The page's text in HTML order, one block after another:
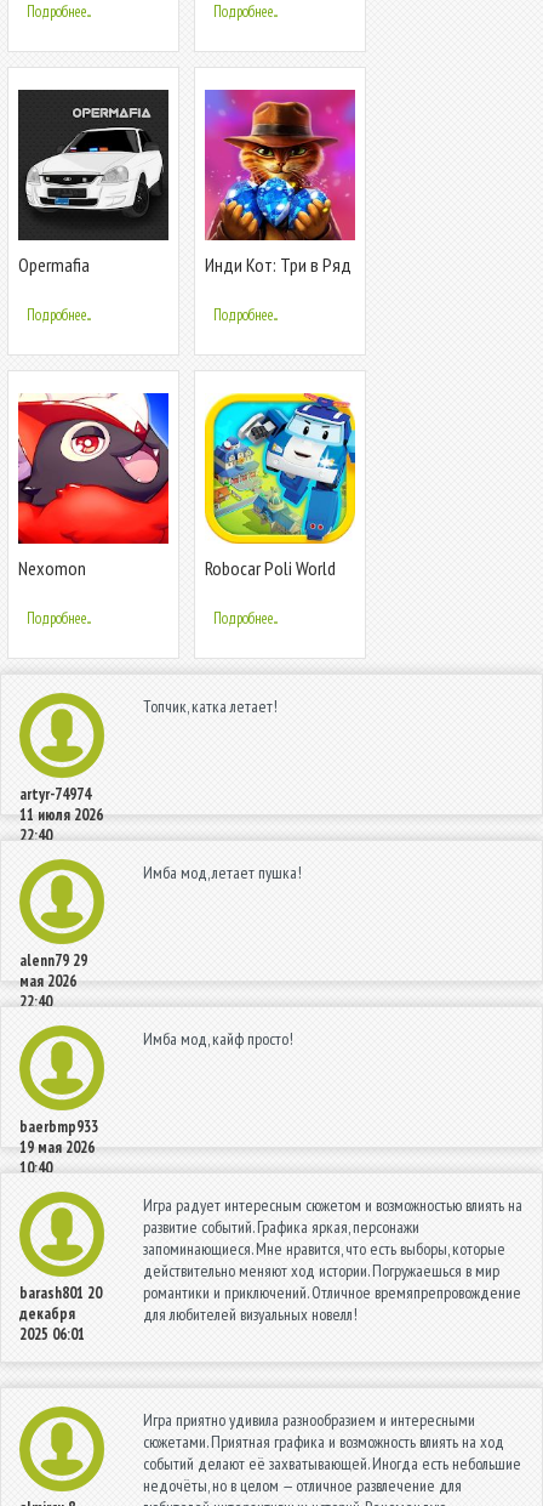
Подробнее... Подробнее...
Opermafia
Подробнее...
Инди Кот: Три в Ряд
приключение
Подробнее...
Nexomon
Подробнее...
Robocar Poli World
Подробнее...
artyr-74974
11 июля 2026
22:40
Топчик, катка летает!
alenn79 29
мая 2026
22:40
Имба мод, летает пушка!
baerbmp933
19 мая 2026
10:40
Имба мод, кайф просто!
barash801 20
декабря
2025 06:01
Игра радует интересным сюжетом и возможностью влиять на
развитие событий. Графика яркая, персонажи
запоминающиеся. Мне нравится, что есть выборы, которые
действительно меняют ход истории. Погружаешься в мир
романтики и приключений. Отличное времяпрепровождение
для любителей визуальных новелл!
Игра приятно удивила разнообразием и интересными
сюжетами. Приятная графика и возможность влиять на ход
событий делают её захватывающей. Иногда есть небольшие
недочёты, но в целом — отличное развлечение для